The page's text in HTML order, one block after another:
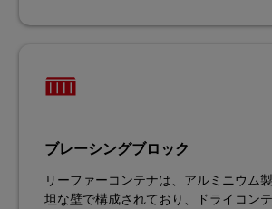
ブレーシングブロック
リーファーコンテナは、アルミニウム
坦な壁で構成されており、ドライコン